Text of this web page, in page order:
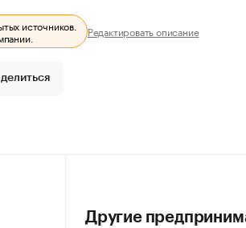
источников.
Редактировать описание
Другие